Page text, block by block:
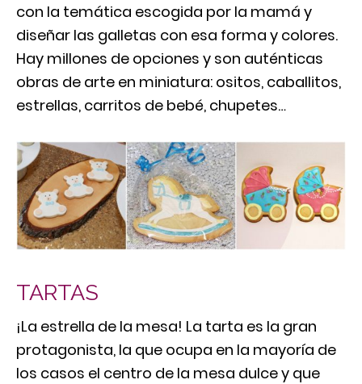
con la temática escogida por la mamá y
diseñar las galletas con esa forma y colores.
Hay millones de opciones y son auténticas
obras de arte en miniatura: ositos, caballitos,
estrellas, carritos de bebé, chupetes…
TARTAS
¡La estrella de la mesa! La tarta es la gran
protagonista, la que ocupa en la mayoría de
los casos el centro de la mesa dulce y que